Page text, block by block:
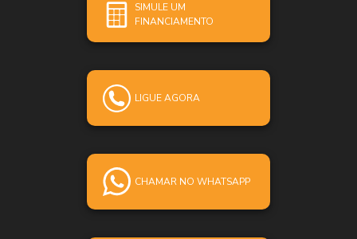
SIMULE UM
FINANCIAMENTO
LIGUE AGORA
CHAMAR NO WHATSAPP